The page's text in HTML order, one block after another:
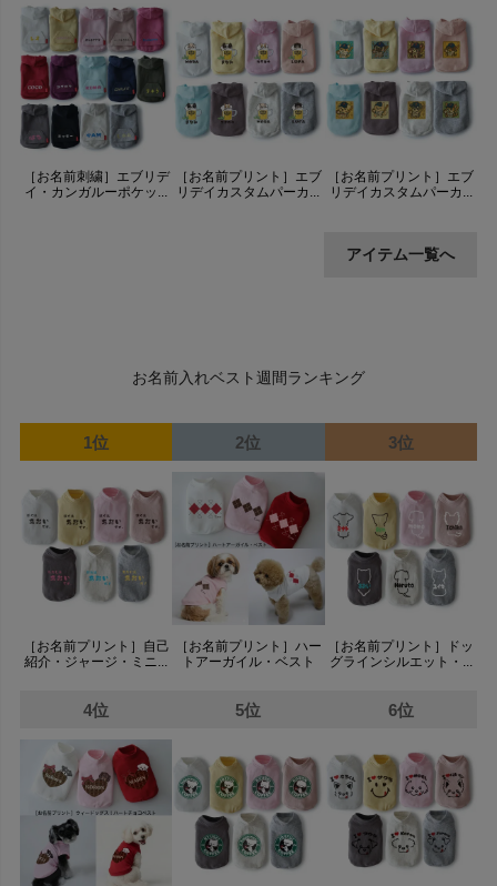
［お名前刺繍］エブリデ
イ・カンガルーポケッ...
［お名前プリント］エブ
リデイカスタムパーカ...
［お名前プリント］エブ
リデイカスタムパーカ...
アイテム一覧へ
お名前入れベスト週間ランキング
1位
［お名前プリント］自己
紹介・ジャージ・ミニ...
2位
［お名前プリント］ハー
トアーガイル・ベスト
3位
［お名前プリント］ドッ
グラインシルエット・...
4位 5位 6位